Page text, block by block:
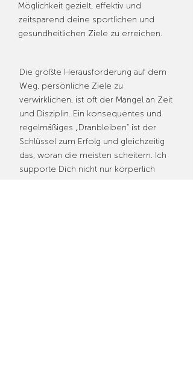
Die größte Herausforderung auf dem
Weg, persönliche Ziele zu
verwirklichen, ist oft der Mangel an Zeit
und Disziplin. Ein konsequentes und
regelmäßiges „Dranbleiben“ ist der
Schlüssel zum Erfolg und gleichzeitig
das, woran die meisten scheitern. Ich
supporte Dich nicht nur körperlich
Möglichkeit gezielt, effektiv und
zeitsparend deine sportlichen und
gesundheitlichen Ziele zu erreichen.